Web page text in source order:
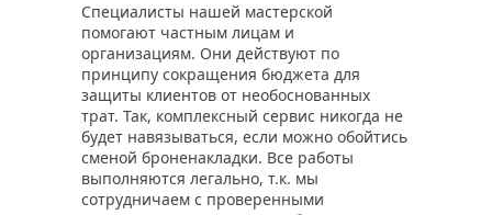
Специалисты нашей мастерской
помогают частным лицам и
организациям. Они действуют по
принципу сокращения бюджета для
защиты клиентов от необоснованных
трат. Так, комплексный сервис никогда не
будет навязываться, если можно обойтись
сменой броненакладки. Все работы
выполняются легально, т.к. мы
сотрудничаем с проверенными